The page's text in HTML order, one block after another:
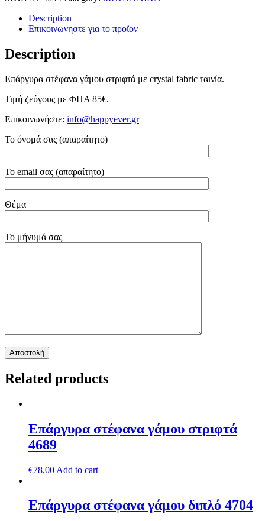
Description
Επικοινωνηστε για το προϊoν
Description
Επάργυρα στέφανα γάμου στριφτά με crystal fabric ταινία.
Τιμή ζεύγους με ΦΠΑ 85€.
Επικοινωνήστε: info@happyever.gr
Το όνομά σας (απαραίτητο)
Το email σας (απαραίτητο)
Θέμα
Το μήνυμά σας
Related products
Επάργυρα στέφανα γάμου στριφτά
4689
€78,00 Add to cart
Επάργυρα στέφανα γάμου διπλό 4704